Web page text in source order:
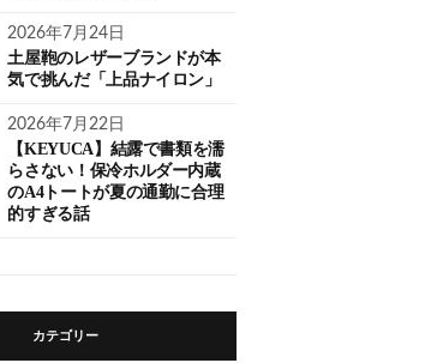
2026年7月24日
土屋鞄のレザーブランドが本
気で挑んだ「上品ナイロン」
2026年7月22日
【KEYUCA】結露で書類を濡
らさない！保冷ホルダー内蔵
のA4トートが夏の通勤に合理
的すぎる話
カテゴリー